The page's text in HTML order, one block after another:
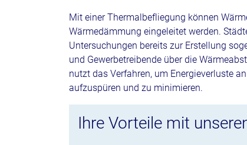
Mit einer Thermalbefliegung können
Wärmedämmung eingeleitet werden.
Untersuchungen bereits zur Erstellung
und Gewerbetreibende über die
nutzt das Verfahren, um Energieverluste
aufzuspüren und zu minimieren.
Ihre Vorteile mit